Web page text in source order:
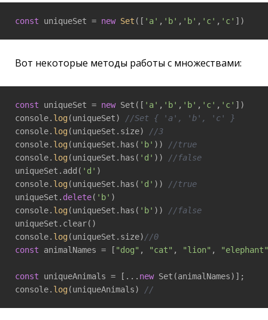
const uniqueSet = new Set ([ 'a' , 'b' , 'b' , 'c' , 'c' ])
Вот некоторые методы работы с множествами:
const uniqueSet = new Set([ 'a' , 'b' , 'b' , 'c' , 'c' ])
console. log (uniqueSet)
//Set { 'a', 'b', 'c' }
console. log (uniqueSet.size)
//3
console. log (uniqueSet.has( 'b' ))
//true
console. log (uniqueSet.has( 'd' ))
//false
uniqueSet.add( 'd' )
console. log (uniqueSet.has( 'd' ))
//true
uniqueSet. delete( 'b' )
console. log (uniqueSet.has( 'b' ))
//false
uniqueSet.clear()
console. log (uniqueSet.size) //0
const animalNames = [ "dog" , "cat" , "lion" , "elephant"
const uniqueAnimals = [... new Set(animalNames)];
console. log (uniqueAnimals) //